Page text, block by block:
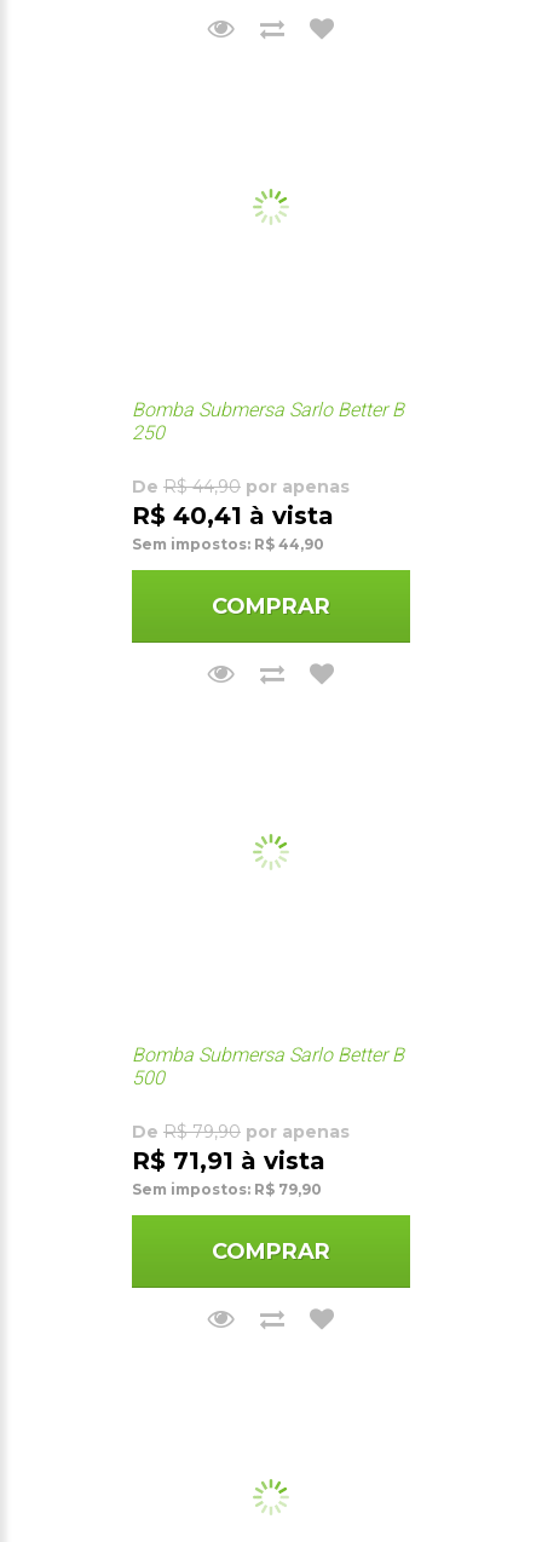
Bomba Submersa Sarlo Better B
250
De R$ 44,90 por apenas
R$ 40,41 à vista
Sem impostos: R$ 44,90
COMPRAR
Bomba Submersa Sarlo Better B
500
De R$ 79,90 por apenas
R$ 71,91 à vista
Sem impostos: R$ 79,90
COMPRAR